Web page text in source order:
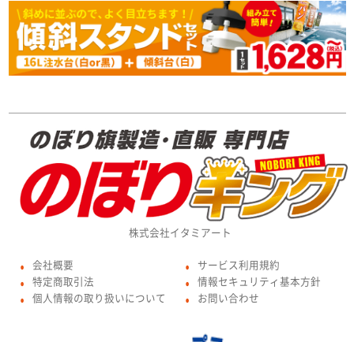
株式会社イタミアート
● 会社概要
● 特定商取引法
● 個人情報の取り扱いについて
● サービス利用規約
● 情報セキュリティ基本方針
● お問い合わせ